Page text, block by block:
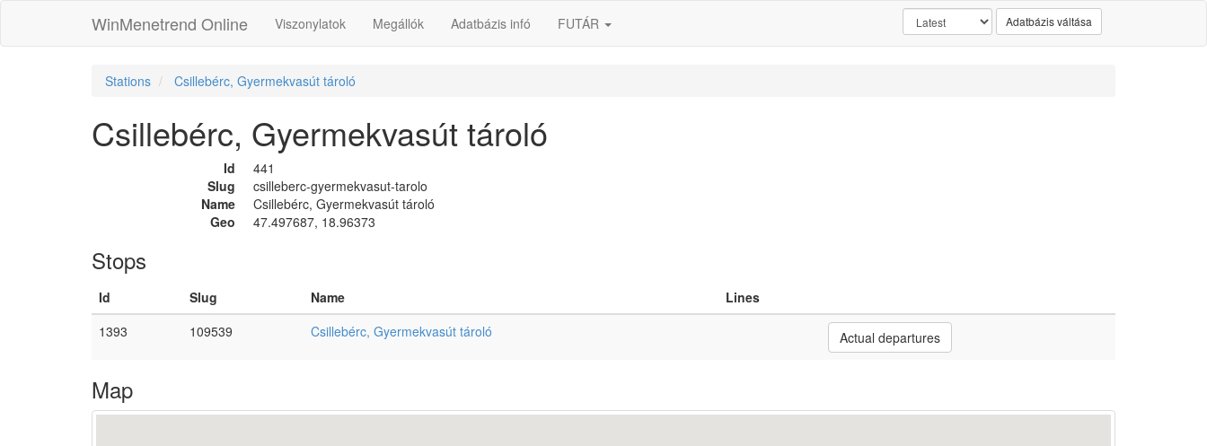
WinMenetrend Online Viszonylatok Megállók Adatbázis infó FUTÁR Adatbázis váltása
Stations Csillebérc, Gyermekvasút tároló
Csillebérc, Gyermekvasút tároló
Id
441
Slug
csilleberc-gyermekvasut-tarolo
Name
Csillebérc, Gyermekvasút tároló
Geo
47.497687, 18.96373
Stops
Id Slug Name
Lines
1393
109539 Csillebérc, Gyermekvasút tároló Actual departures
Map